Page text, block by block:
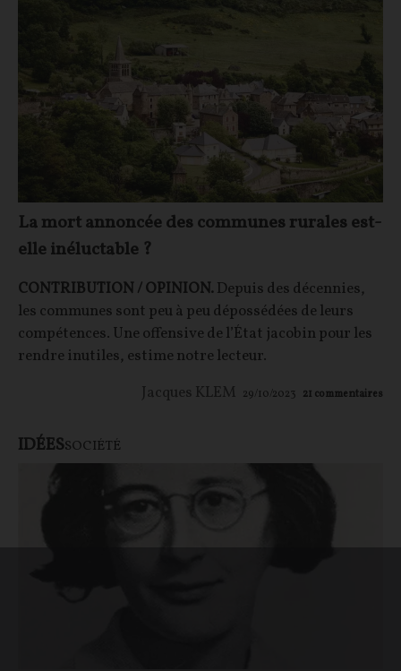
La mort annoncée des communes rurales est-
elle inéluctable ?
CONTRIBUTION / OPINION.Depuis des décennies,
les communes sont peu à peu dépossédées de leurs
compétences. Une offensive de l’État jacobin pour les
rendre inutiles, estime notre lecteur.
Jacques KLEM 29/10/2023 21 commentaires
IDÉESSOCIÉTÉ